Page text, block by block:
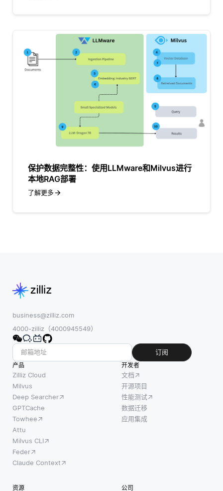
保护数据完整性：使用LLMware和Milvus进行
本地RAG部署
了解更多
business@zilliz.com
4000-zilliz（4000945549）
订阅
产品
Zilliz Cloud
Milvus
Deep Searcher
GPTCache
Towhee
Attu
Milvus CLI
Feder
Claude Context
开发者
文档
开源项目
性能测试
数据迁移
应用集成
资源 公司